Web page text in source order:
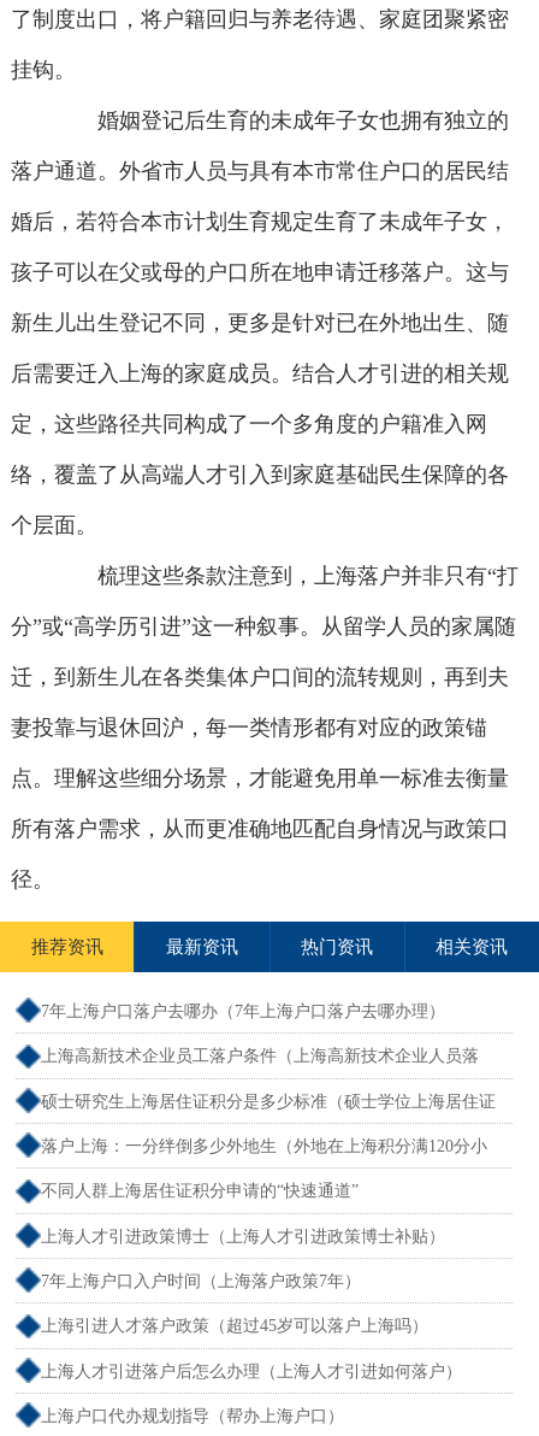
了制度出口，将户籍回归与养老待遇、家庭团聚紧密
挂钩。
婚姻登记后生育的未成年子女也拥有独立的
落户通道。外省市人员与具有本市常住户口的居民结
婚后，若符合本市计划生育规定生育了未成年子女，
孩子可以在父或母的户口所在地申请迁移落户。这与
新生儿出生登记不同，更多是针对已在外地出生、随
后需要迁入上海的家庭成员。结合人才引进的相关规
定，这些路径共同构成了一个多角度的户籍准入网
络，覆盖了从高端人才引入到家庭基础民生保障的各
个层面。
梳理这些条款注意到，上海落户并非只有“打
分”或“高学历引进”这一种叙事。从留学人员的家属随
迁，到新生儿在各类集体户口间的流转规则，再到夫
妻投靠与退休回沪，每一类情形都有对应的政策锚
点。理解这些细分场景，才能避免用单一标准去衡量
所有落户需求，从而更准确地匹配自身情况与政策口
径。
推荐资讯 最新资讯 热门资讯 相关资讯
7年上海户口落户去哪办（7年上海户口落户去哪办理）
上海高新技术企业员工落户条件（上海高新技术企业人员落
户）
硕士研究生上海居住证积分是多少标准（硕士学位上海居住证
积分）
落户上海：一分绊倒多少外地生（外地在上海积分满120分小
孩可以考上海大学吗）
不同人群上海居住证积分申请的“快速通道”
上海人才引进政策博士（上海人才引进政策博士补贴）
7年上海户口入户时间（上海落户政策7年）
上海引进人才落户政策（超过45岁可以落户上海吗）
上海人才引进落户后怎么办理（上海人才引进如何落户）
上海户口代办规划指导（帮办上海户口）